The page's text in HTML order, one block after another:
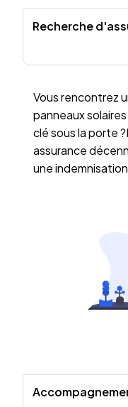
Recherche
Vous rencontrez
panneaux
clé sous la porte
assurance
une